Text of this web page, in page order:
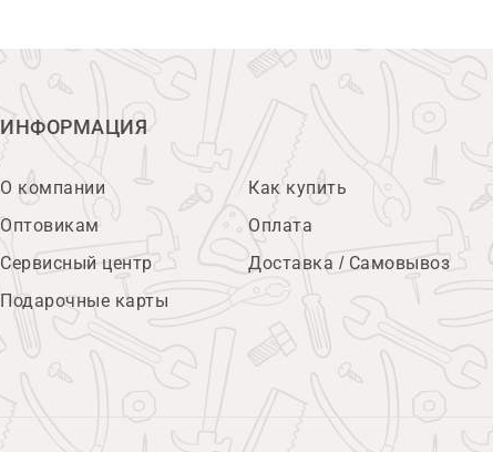
ИНФОРМАЦИЯ
О компании
Оптовикам
Сервисный центр
Подарочные карты
Как купить
Оплата
Доставка / Самовывоз